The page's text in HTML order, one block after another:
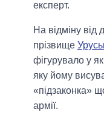
експерт.
На відміну від
прізвище
фігурувало у
яку йому
«підзаконка»
армії.